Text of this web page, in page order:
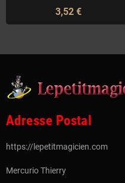
3,52 €
Adresse Postal
https://lepetitmagicien.com
Mercurio Thierry